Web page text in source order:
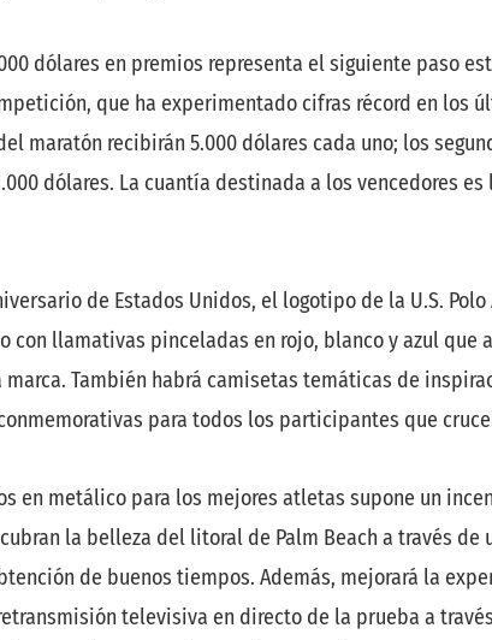
dólares en premios representa el siguiente paso
que ha experimentado cifras récord en los
maratón recibirán 5.000 dólares cada uno; los
dólares. La cuantía destinada a los vencedores
de Estados Unidos, el logotipo de la U.S. Polo
con llamativas pinceladas en rojo, blanco y azul que
También habrá camisetas temáticas de
para todos los participantes que
en metálico para los mejores atletas supone un
la belleza del litoral de Palm Beach a través
de buenos tiempos. Además, mejorará la
televisiva en directo de la prueba a través